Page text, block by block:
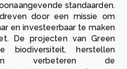
standaarden.
door een missie om
en investeerbaar te maken
De projecten van Green
biodiversiteit, herstellen
en verbeteren de